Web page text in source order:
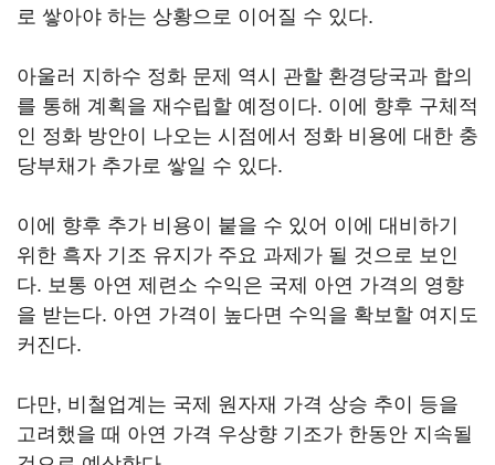
로 쌓아야 하는 상황으로 이어질 수 있다.
아울러 지하수 정화 문제 역시 관할 환경당국과 합의
를 통해 계획을 재수립할 예정이다. 이에 향후 구체적
인 정화 방안이 나오는 시점에서 정화 비용에 대한 충
당부채가 추가로 쌓일 수 있다.
이에 향후 추가 비용이 붙을 수 있어 이에 대비하기
위한 흑자 기조 유지가 주요 과제가 될 것으로 보인
다. 보통 아연 제련소 수익은 국제 아연 가격의 영향
을 받는다. 아연 가격이 높다면 수익을 확보할 여지도
커진다.
다만, 비철업계는 국제 원자재 가격 상승 추이 등을
고려했을 때 아연 가격 우상향 기조가 한동안 지속될